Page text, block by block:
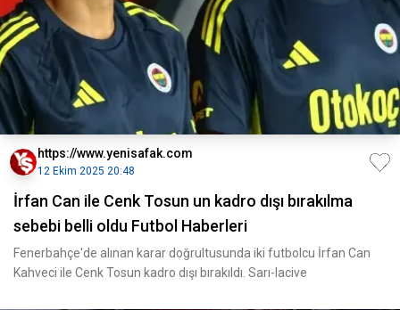
https://www.yenisafak.com
12 Ekim 2025 20:48
İrfan Can ile Cenk Tosun un kadro dışı bırakılma
sebebi belli oldu Futbol Haberleri
Fenerbahçe'de alınan karar doğrultusunda iki futbolcu İrfan Can
Kahveci ile Cenk Tosun kadro dışı bırakıldı. Sarı-lacive